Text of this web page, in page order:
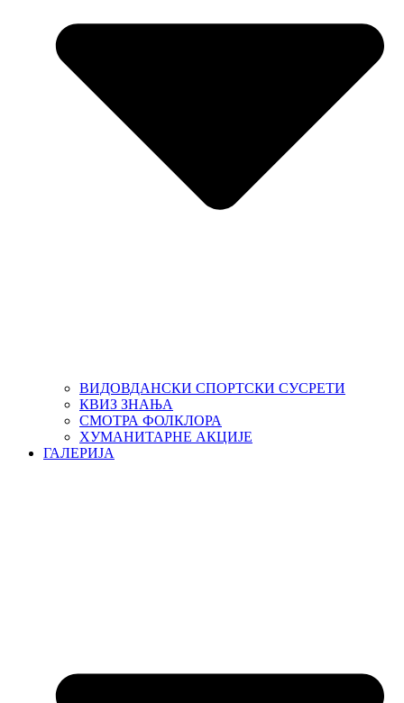
ВИДОВДАНСКИ СПОРТСКИ СУСРЕТИ
КВИЗ ЗНАЊА
СМОТРА ФОЛКЛОРА
ХУМАНИТАРНЕ АКЦИЈЕ
ГАЛЕРИЈА